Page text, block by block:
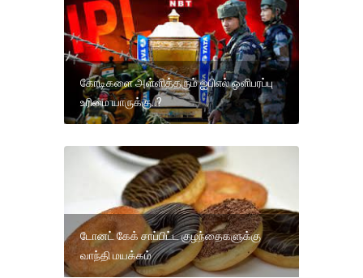
கோடிகளை அள்ளித்தரும் ஐபிஎல் ஒளிபரப்பு
உரிமை யாருக்கு..?
டோனட் கேக் சாப்பிட்ட குழந்தைகளுக்கு
வாந்தி மயக்கம்